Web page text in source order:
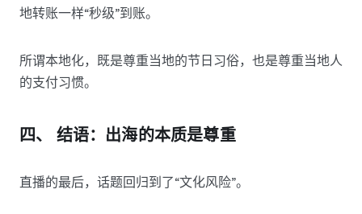
地转账一样“秒级”到账。
所谓本地化，既是尊重当地的节日习俗，也是尊重当地人
的支付习惯。
四、 结语：出海的本质是尊重
直播的最后，话题回归到了“文化风险”。